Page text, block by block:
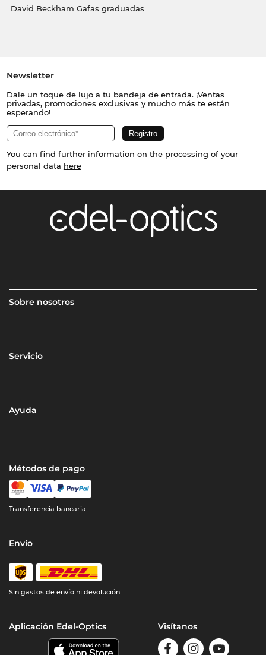
David Beckham Gafas graduadas
Newsletter
Dale un toque de lujo a tu bandeja de entrada. ¡Ventas
privadas, promociones exclusivas y mucho más te están
esperando!
You can find further information on the processing of your
personal data here
Sobre nosotros
Servicio
Ayuda
Métodos de pago
Transferencia bancaria
Envío
Sin gastos de envío ni devolución
Aplicación Edel-Optics Visítanos